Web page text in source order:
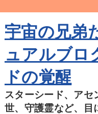
宇宙の兄弟
ュアルブ
ドの覚醒
スターシード、アセ
世、守護霊など、目